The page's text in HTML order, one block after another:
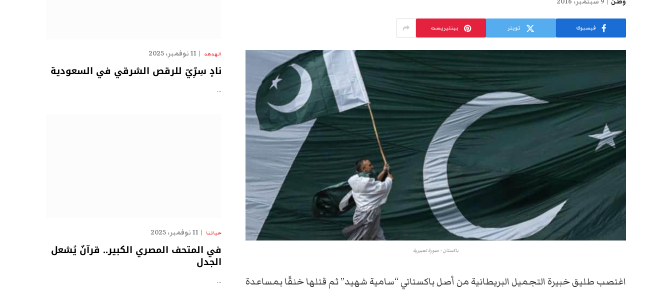
فيسبوك تويتر بينتيريست
باكستان - صورة تعبيرية
اغتصب طليق خبيرة التجميل البريطانية من أصل باكستاني “سامية شهيد” ثم قتلها خنقًا بمساعدة
الهدهد 11 نوفمبر، 2025
نادٍ سِرِّيّ للرقص الشرقي في السعودية
…
حياتنا 11 نوفمبر، 2025
في المتحف المصري الكبير.. قرآنٌ يُشعل
الجدل
…